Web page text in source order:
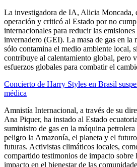
La investigadora de IA, Alicia Moncada,
operación y criticó al Estado por no
internacionales para reducir las emisiones
invernadero (GEI). La masa de gas en la
sólo contamina el medio ambiente local,
contribuye al calentamiento global, pero
esfuerzos globales para combatir el
Concierto de Harry Styles en Brasil
médica
Amnistía Internacional, a través de su
Ana Piquer, ha instado al Estado
suministro de gas en la máquina
peligro la Amazonía, el planeta y el
futuras. Activistas climáticos locales,
compartido testimonios de impacto sobre
impacto en el bienestar de las